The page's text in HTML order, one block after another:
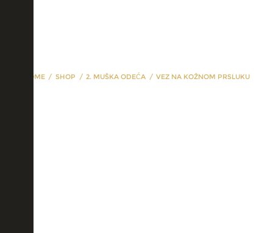
HOME SHOP 2. MUŠKA ODEĆA VEZ NA KOŽNOM PRSLUKU